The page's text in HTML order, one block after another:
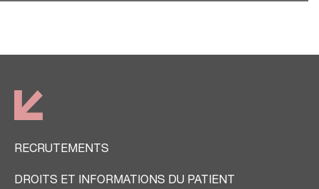
RECRUTEMENTS
DROITS ET INFORMATIONS DU PATIENT